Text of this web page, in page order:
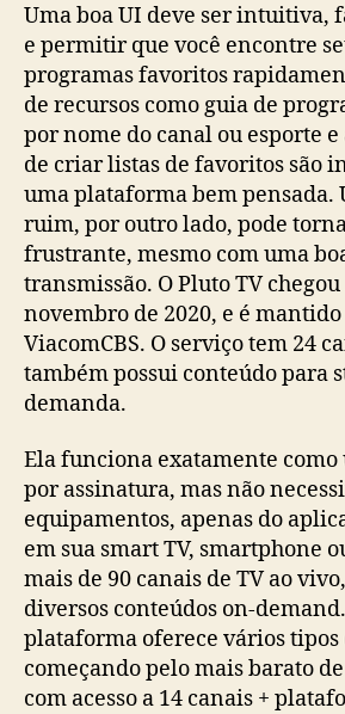
Uma boa UI deve ser intuitiva,
e permitir que você encontre
programas favoritos
de recursos como guia de
por nome do canal ou esporte
de criar listas de favoritos são
uma plataforma bem pensada.
ruim, por outro lado, pode
frustrante, mesmo com uma
transmissão. O Pluto TV
novembro de 2020, e é
ViacomCBS. O serviço tem 24
também possui conteúdo para
demanda.
Ela funciona exatamente como
por assinatura, mas não
equipamentos, apenas do
em sua smart TV, smartphone
mais de 90 canais de TV ao
diversos conteúdos on-
plataforma oferece vários tipos
começando pelo mais barato
com acesso a 14 canais +